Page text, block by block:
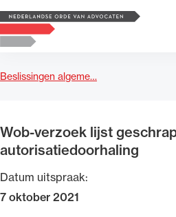
Logo, to the homepage
Beslissingen algeme…
Wob-verzoek lijst
autorisatiedoorhaling
Datum uitspraak:
7 oktober 2021
Zoeken
Zoek op trefwoord